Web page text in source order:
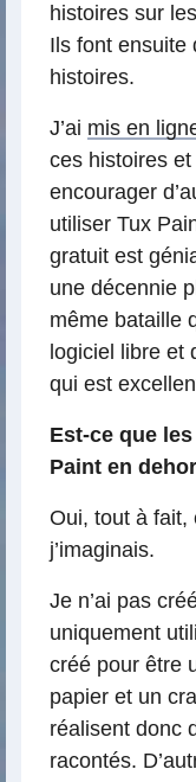
histoires sur
Ils font ensuite
histoires.
J’ai mis en
ces histoires et
encourager
utiliser Tux
gratuit est
une décennie
même bataille
logiciel libre et
qui est
Est-ce que
Paint en
Oui, tout à fait,
j’imaginais.
Je n’ai pas
uniquement
créé pour être
papier et un
réalisent donc
racontés.